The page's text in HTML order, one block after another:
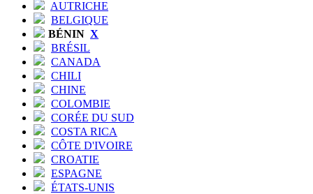
AUTRICHE
BELGIQUE
BÉNIN X
BRÉSIL
CANADA
CHILI
CHINE
COLOMBIE
CORÉE DU SUD
COSTA RICA
CÔTE D'IVOIRE
CROATIE
ESPAGNE
ÉTATS-UNIS